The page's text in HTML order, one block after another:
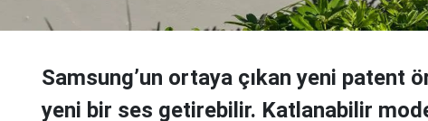
Samsung’un ortaya çıkan yeni patent
yeni bir ses getirebilir. Katlanabilir